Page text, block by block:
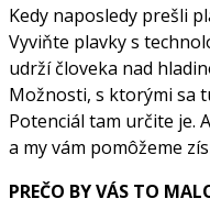
Kedy naposledy prešli
Vyviňte plavky s
udrží človeka nad
Možnosti, s ktorými sa
Potenciál tam určite je.
a my vám pomôžeme
PREČO BY VÁS TO